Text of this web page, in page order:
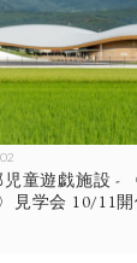
童遊戯施設 -
見学会 10/11